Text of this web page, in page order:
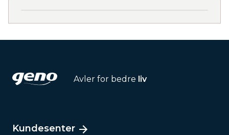
Avler for bedre liv
Kundesenter